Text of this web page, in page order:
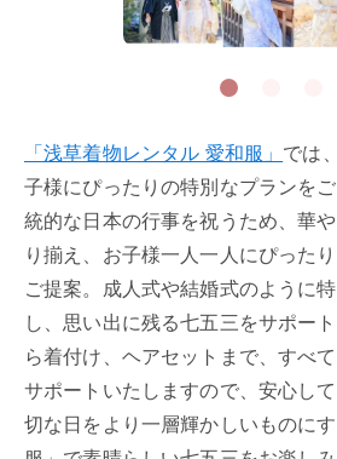
「浅草着物レンタル 愛和服」 では
子様にぴったりの特別なプランを
統的な日本の行事を祝うため、華
り揃え、お子様一人一人にぴった
ご提案。成人式や結婚式のように
し、思い出に残る七五三をサポー
ら着付け、ヘアセットまで、すべ
サポートいたしますので、安心し
切な日をより一層輝かしいものに